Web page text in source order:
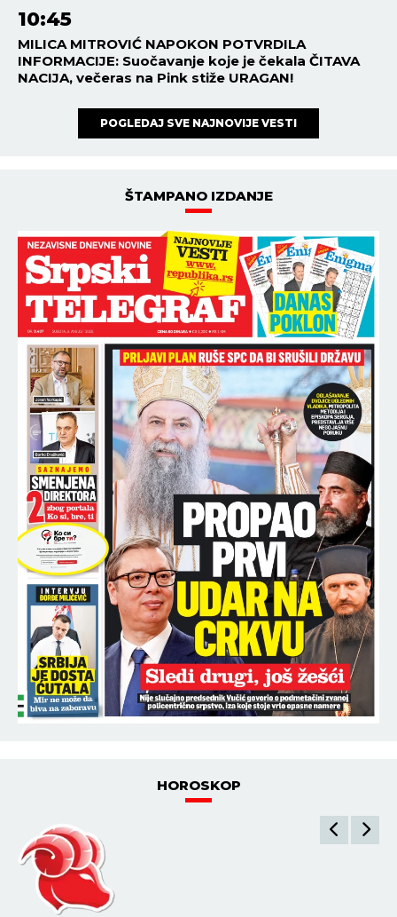
10:45
MILICA MITROVIĆ NAPOKON POTVRDILA
INFORMACIJE: Suočavanje koje je čekala ČITAVA
NACIJA, večeras na Pink stiže URAGAN!
POGLEDAJ SVE NAJNOVIJE VESTI
ŠTAMPANO IZDANJE
HOROSKOP